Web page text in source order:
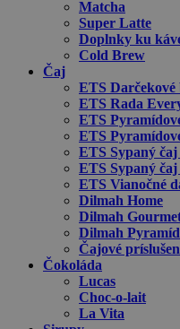
Matcha
Super Latte
Doplnky ku
Cold Brew
Čaj
ETS Darčekové
ETS Rada
ETS
ETS
ETS Sypaný čaj
ETS Sypaný čaj
ETS Vianočné
Dilmah Home
Dilmah
Dilmah
Čajové
Čokoláda
Lucas
Choc-o-lait
La Vita